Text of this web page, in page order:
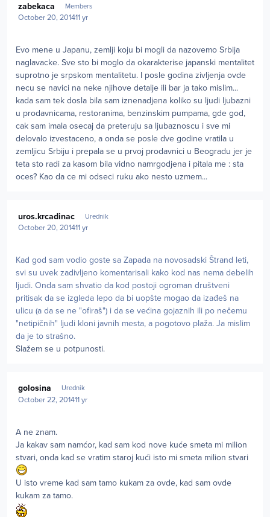
zabekaca Members
October 20, 201411 yr
Evo mene u Japanu, zemlji koju bi mogli da nazovemo Srbija
naglavacke. Sve sto bi moglo da okarakterise japanski mentalitet
suprotno je srpskom mentalitetu. I posle godina zivljenja ovde
necu se navici na neke njihove detalje ili bar ja tako mislim...
kada sam tek dosla bila sam iznenadjena koliko su ljudi ljubazni
u prodavnicama, restoranima, benzinskim pumpama, gde god,
cak sam imala osecaj da preteruju sa ljubaznoscu i sve mi
delovalo izvestaceno, a onda se posle dve godine vratila u
zemljicu Srbiju i prepala se u prvoj prodavnici u Beogradu jer je
teta sto radi za kasom bila vidno namrgodjena i pitala me : sta
oces? Kao da ce mi odseci ruku ako nesto uzmem...
uros.krcadinac Urednik
October 20, 201411 yr
Kad god sam vodio goste sa Zapada na novosadski Štrand leti,
svi su uvek zadivljeno komentarisali kako kod nas nema debelih
ljudi. Onda sam shvatio da kod postoji ogroman društveni
pritisak da se izgleda lepo da bi uopšte mogao da izađeš na
ulicu (a da se ne "ofiraš") i da se većina gojaznih ili po nečemu
"netipičnih" ljudi kloni javnih mesta, a pogotovo plaža. Ja mislim
da je to strašno.
Slažem se u potpunosti.
golosina Urednik
October 22, 201411 yr
A ne znam.
Ja kakav sam namćor, kad sam kod nove kuće smeta mi milion
stvari, onda kad se vratim staroj kući isto mi smeta milion stvari
U isto vreme kad sam tamo kukam za ovde, kad sam ovde
kukam za tamo.